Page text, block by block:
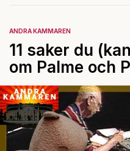
ANDRA KAMMAREN
11 saker du
om Palme och